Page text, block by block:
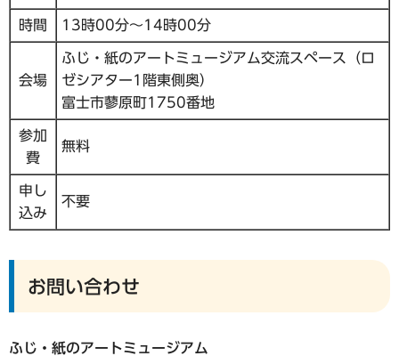
時間 13時00分～14時00分
会場
ふじ・紙のアートミュージアム交流スペース（ロ
ゼシアター1階東側奥）
富士市蓼原町1750番地
参加
費
無料
申し
込み
不要
お問い合わせ
ふじ・紙のアートミュージアム